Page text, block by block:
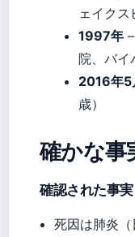
ェイクス
1997年
院、バイ
2016年5
歳）
確かな事
確認された事実
死因は肺炎